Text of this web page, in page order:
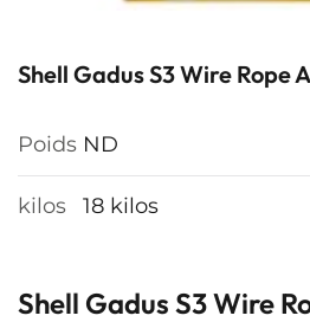
Shell Gadus S3 Wire Rope A
Poids ND
kilos 18 kilos
Shell Gadus S3 Wire